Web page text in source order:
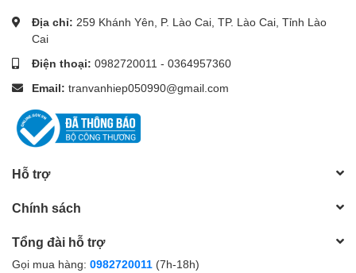
Địa chỉ: 259 Khánh Yên, P. Lào Cai, TP. Lào Cai, Tỉnh Lào
Cai
Điện thoại: 0982720011 - 0364957360
Email: tranvanhiep050990@gmail.com
Hỗ trợ
Chính sách
Tổng đài hỗ trợ
Gọi mua hàng: 0982720011 (7h-18h)